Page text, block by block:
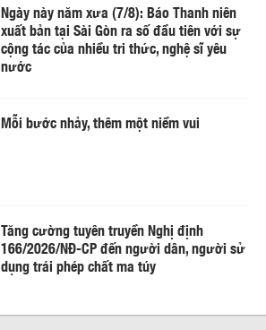
Ngày này năm xưa (7/8): Báo Thanh niên
xuất bản tại Sài Gòn ra số đầu tiên với sự
cộng tác của nhiều tri thức, nghệ sĩ yêu
nước
Mỗi bước nhảy, thêm một niềm vui
Tăng cường tuyên truyền Nghị định
166/2026/NĐ-CP đến người dân, người sử
dụng trái phép chất ma túy